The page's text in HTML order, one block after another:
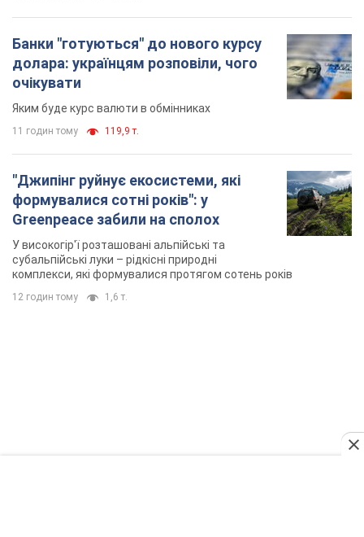
TOP NEWS